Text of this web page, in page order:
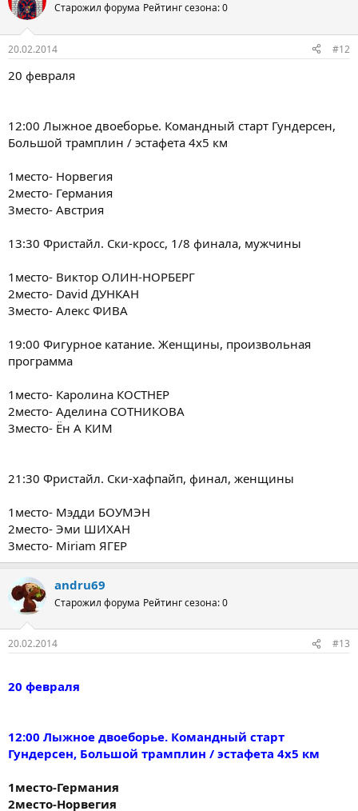
Старожил форума Рейтинг сезона: 0
20.02.2014 #12
20 февраля
12:00 Лыжное двоеборье. Командный старт Гундерсен,
Большой трамплин / эстафета 4х5 км
1место- Норвегия
2место- Германия
3место- Австрия
13:30 Фристайл. Ски-кросс, 1/8 финала, мужчины
1место- Виктор ОЛИН-НОРБЕРГ
2место- David ДУНКАН
3место- Алекс ФИВА
19:00 Фигурное катание. Женщины, произвольная
программа
1место- Каролина КОСТНЕР
2место- Аделина СОТНИКОВА
3место- Ён А КИМ
21:30 Фристайл. Ски-хафпайп, финал, женщины
1место- Мэдди БОУМЭН
2место- Эми ШИХАН
3место- Miriam ЯГЕР
andru69
Старожил форума Рейтинг сезона: 0
20.02.2014 #13
20 февраля
12:00 Лыжное двоеборье. Командный старт
Гундерсен, Большой трамплин / эстафета 4х5 км
1место-Германия
2место-Норвегия